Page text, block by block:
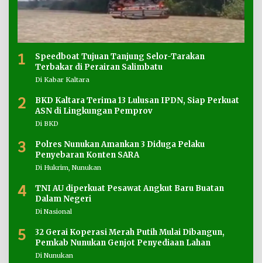
1
Speedboat Tujuan Tanjung Selor-Tarakan
Terbakar di Perairan Salimbatu
Di Kabar Kaltara
2
BKD Kaltara Terima 13 Lulusan IPDN, Siap Perkuat
ASN di Lingkungan Pemprov
Di BKD
3
Polres Nunukan Amankan 3 Diduga Pelaku
Penyebaran Konten SARA
Di Hukrim, Nunukan
4
TNI AU diperkuat Pesawat Angkut Baru Buatan
Dalam Negeri
Di Nasional
5
32 Gerai Koperasi Merah Putih Mulai Dibangun,
Pemkab Nunukan Genjot Penyediaan Lahan
Di Nunukan